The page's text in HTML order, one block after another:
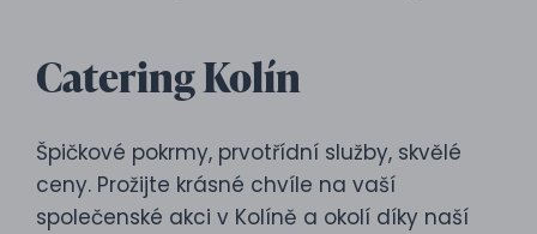
Catering Kolín
Špičkové pokrmy, prvotřídní služby, skvělé
ceny. Prožijte krásné chvíle na vaší
společenské akci v Kolíně a okolí díky naší